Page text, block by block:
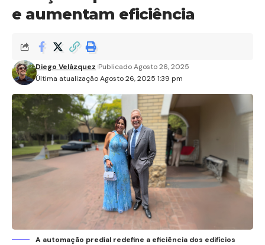
e aumentam eficiência
Última atualização Agosto 26, 2025 1:39 pm
Diego Velázquez Publicado Agosto 26, 2025
A automação predial redefine a eficiência dos edifícios